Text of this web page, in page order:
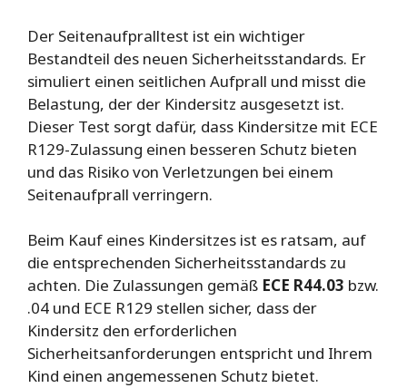
Der Seitenaufpralltest ist ein wichtiger
Bestandteil des neuen Sicherheitsstandards. Er
simuliert einen seitlichen Aufprall und misst die
Belastung, der der Kindersitz ausgesetzt ist.
Dieser Test sorgt dafür, dass Kindersitze mit ECE
R129-Zulassung einen besseren Schutz bieten
und das Risiko von Verletzungen bei einem
Seitenaufprall verringern.
Beim Kauf eines Kindersitzes ist es ratsam, auf
die entsprechenden Sicherheitsstandards zu
achten. Die Zulassungen gemäß ECE R44.03 bzw.
.04 und ECE R129 stellen sicher, dass der
Kindersitz den erforderlichen
Sicherheitsanforderungen entspricht und Ihrem
Kind einen angemessenen Schutz bietet.